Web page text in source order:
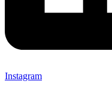
Instagram